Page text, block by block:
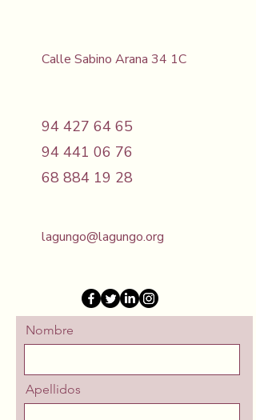
Calle Sabino Arana 34 1C
94 427 64 65
94 441 06 76
68 884 19 28
lagungo@lagungo.org
Nombre
Apellidos